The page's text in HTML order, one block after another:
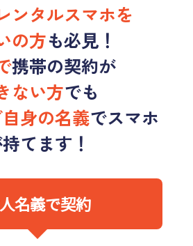
ンタルスマホを
の方も必見！
携帯の契約が
ない方でも
身の名義でスマホ
てます！
名義で契約